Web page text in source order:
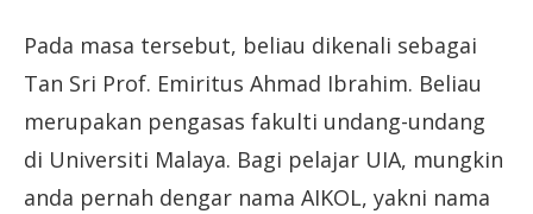
Pada masa tersebut, beliau dikenali sebagai
Tan Sri Prof. Emiritus Ahmad Ibrahim. Beliau
merupakan pengasas fakulti undang-undang
di Universiti Malaya. Bagi pelajar UIA, mungkin
anda pernah dengar nama AIKOL, yakni nama